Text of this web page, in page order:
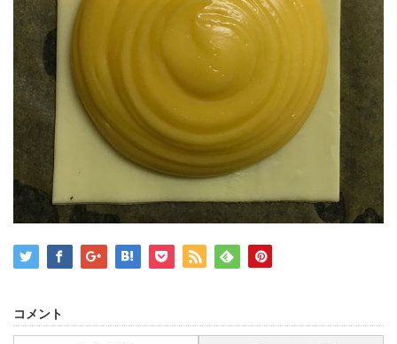
コメント